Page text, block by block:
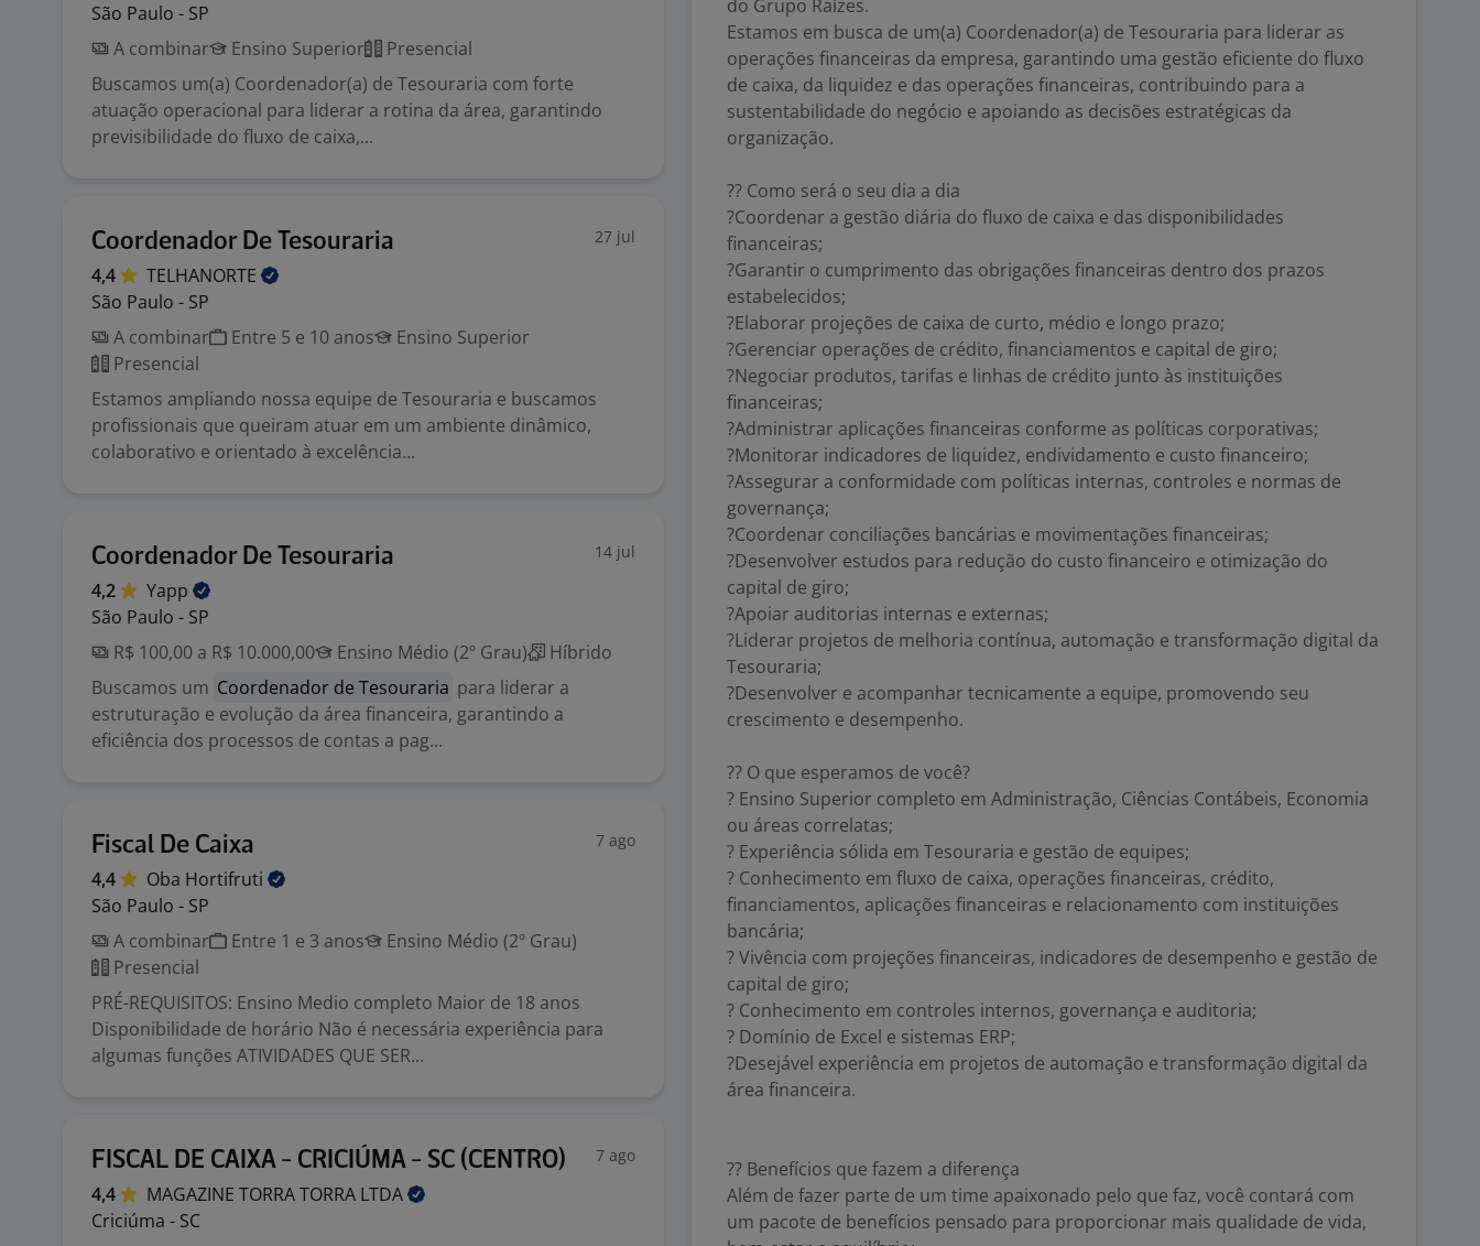
São Paulo - SP
A combinar
Ensino Superior
Presencial
Buscamos um(a) Coordenador(a) de Tesouraria com forte
atuação operacional para liderar a rotina da área, garantindo
previsibilidade do fluxo de caixa,...
Coordenador De Tesouraria 27 jul
4,4
TELHANORTE
São Paulo - SP
A combinar
Entre 5 e 10 anos
Ensino Superior
Presencial
Estamos ampliando nossa equipe de Tesouraria e buscamos
profissionais que queiram atuar em um ambiente dinâmico,
colaborativo e orientado à excelência...
Coordenador De Tesouraria 14 jul
4,2
Yapp
São Paulo - SP
R$ 100,00 a R$ 10.000,00
Ensino Médio (2º Grau)
Híbrido
Buscamos um Coordenador de Tesouraria para liderar a
estruturação e evolução da área financeira, garantindo a
eficiência dos processos de contas a pag...
Fiscal De Caixa 7 ago
4,4 Oba Hortifruti
São Paulo - SP
A combinar
Entre 1 e 3 anos
Ensino Médio (2º Grau)
Presencial
PRÉ-REQUISITOS: Ensino Medio completo Maior de 18 anos
Disponibilidade de horário Não é necessária experiência para
algumas funções ATIVIDADES QUE SER...
FISCAL DE CAIXA - CRICIÚMA - SC (CENTRO) 7 ago
4,4 MAGAZINE TORRA TORRA LTDA
Criciúma - SC
do Grupo Raízes.
Estamos em busca de um(a) Coordenador(a) de Tesouraria para liderar as
operações financeiras da empresa, garantindo uma gestão eficiente do fluxo
de caixa, da liquidez e das operações financeiras, contribuindo para a
sustentabilidade do negócio e apoiando as decisões estratégicas da
organização.
?? Como será o seu dia a dia
?Coordenar a gestão diária do fluxo de caixa e das disponibilidades
financeiras;
?Garantir o cumprimento das obrigações financeiras dentro dos prazos
estabelecidos;
?Elaborar projeções de caixa de curto, médio e longo prazo;
?Gerenciar operações de crédito, financiamentos e capital de giro;
?Negociar produtos, tarifas e linhas de crédito junto às instituições
financeiras;
?Administrar aplicações financeiras conforme as políticas corporativas;
?Monitorar indicadores de liquidez, endividamento e custo financeiro;
?Assegurar a conformidade com políticas internas, controles e normas de
governança;
?Coordenar conciliações bancárias e movimentações financeiras;
?Desenvolver estudos para redução do custo financeiro e otimização do
capital de giro;
?Apoiar auditorias internas e externas;
?Liderar projetos de melhoria contínua, automação e transformação digital da
Tesouraria;
?Desenvolver e acompanhar tecnicamente a equipe, promovendo seu
crescimento e desempenho.
?? O que esperamos de você?
? Ensino Superior completo em Administração, Ciências Contábeis, Economia
ou áreas correlatas;
? Experiência sólida em Tesouraria e gestão de equipes;
? Conhecimento em fluxo de caixa, operações financeiras, crédito,
financiamentos, aplicações financeiras e relacionamento com instituições
bancária;
? Vivência com projeções financeiras, indicadores de desempenho e gestão de
capital de giro;
? Conhecimento em controles internos, governança e auditoria;
? Domínio de Excel e sistemas ERP;
?Desejável experiência em projetos de automação e transformação digital da
área financeira.
?? Benefícios que fazem a diferença
Além de fazer parte de um time apaixonado pelo que faz, você contará com
um pacote de benefícios pensado para proporcionar mais qualidade de vida,